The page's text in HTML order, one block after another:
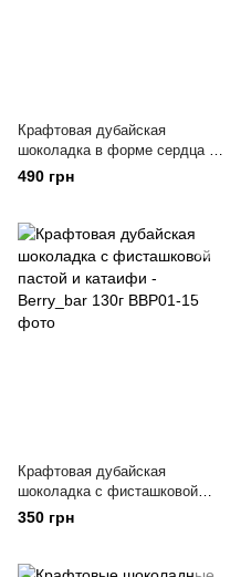
Крафтовая дубайская
шоколадка в форме сердца с
фисташковой пастой и
катаифи - Berry_bar 160г
490 грн
Крафтовая дубайская
шоколадка с фисташковой
пастой и катаифи - Berry_bar
350 грн